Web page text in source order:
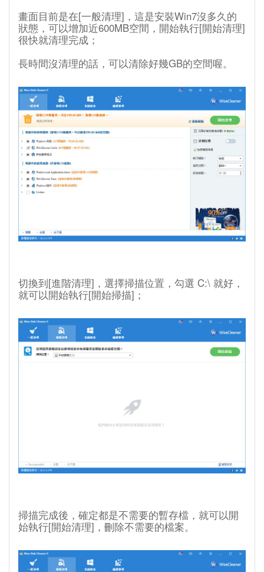
畫面目前是在[一般清理]，這是安裝Win7沒多久的
狀態，可以增加近600MB空間，開始執行[開始清理]
很快就清理完成；
長時間沒清理的話，可以清除好幾GB的空間喔。
切換到[進階清理]，選擇掃描位置，勾選 C:\ 就好，
就可以開始執行[開始掃描]；
掃描完成後，確定都是不需要的暫存檔，就可以開
始執行[開始清理]，刪除不需要的檔案。